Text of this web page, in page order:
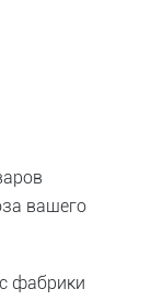
вашего
фабрики